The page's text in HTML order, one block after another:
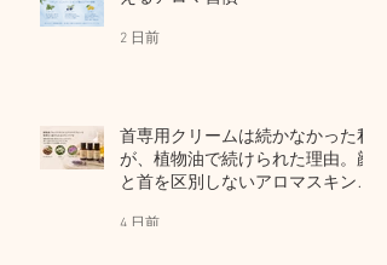
2 日前
首専用クリームは続かなかった私
が、植物油で続けられた理由。顔
と首を区別しないアロマスキンケ
4 日前